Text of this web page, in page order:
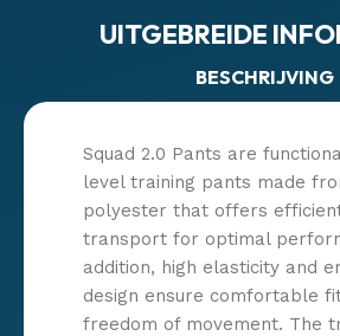
UITGEBREIDE
BESCHRIJVING
Squad 2.0 Pants are
level training pants made
polyester that offers
transport for optimal
addition, high elasticity and
design ensure comfortable
freedom of movement. The